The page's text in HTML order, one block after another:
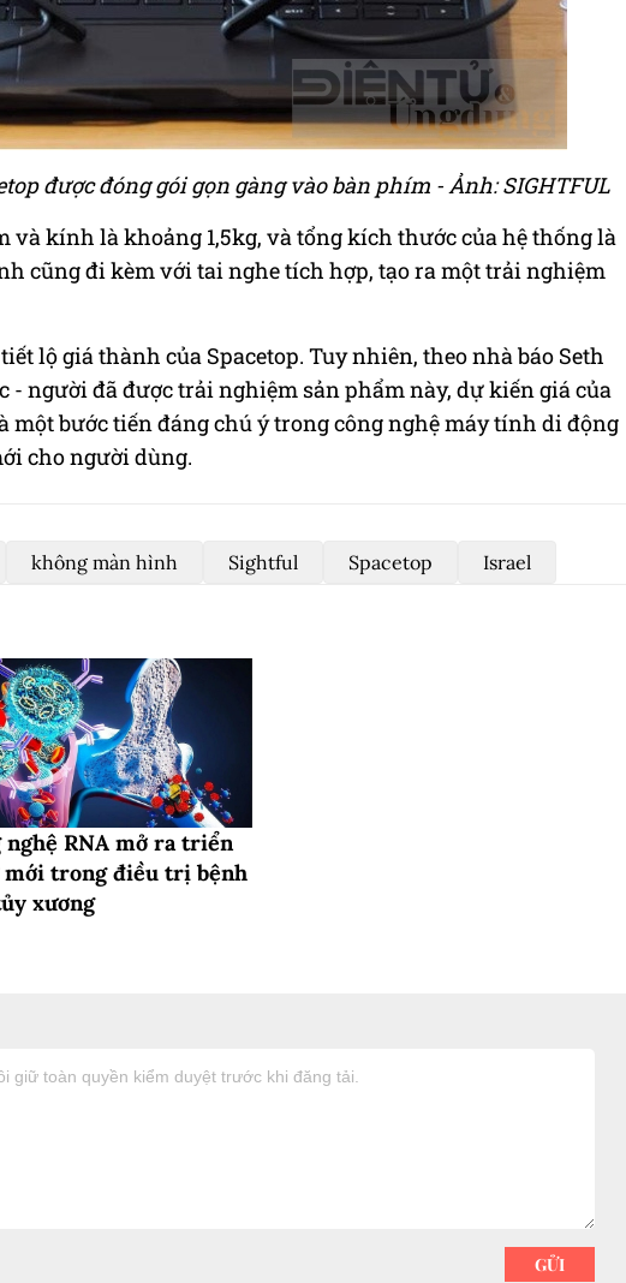
được đóng gói gọn gàng vào bàn phím - Ảnh: SIGHTFUL
và kính là khoảng 1,5kg, và tổng kích thước của hệ thống là
cũng đi kèm với tai nghe tích hợp, tạo ra một trải nghiệm
lộ giá thành của Spacetop. Tuy nhiên, theo nhà báo Seth
người đã được trải nghiệm sản phẩm này, dự kiến giá của
một bước tiến đáng chú ý trong công nghệ máy tính di động
cho người dùng.
không màn hình Sightful Spacetop Israel
nghệ RNA mở ra triển
mới trong điều trị bệnh
xương